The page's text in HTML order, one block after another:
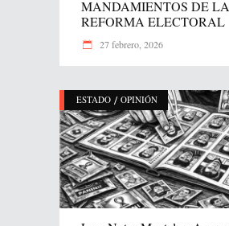
MANDAMIENTOS DE LA
REFORMA ELECTORAL
27 febrero, 2026
ESTADO / OPINIÓN